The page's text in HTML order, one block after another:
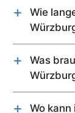
Die
Würzburg
2 x
Wie
Würzburg
Was
Für die
Kreis
Wo